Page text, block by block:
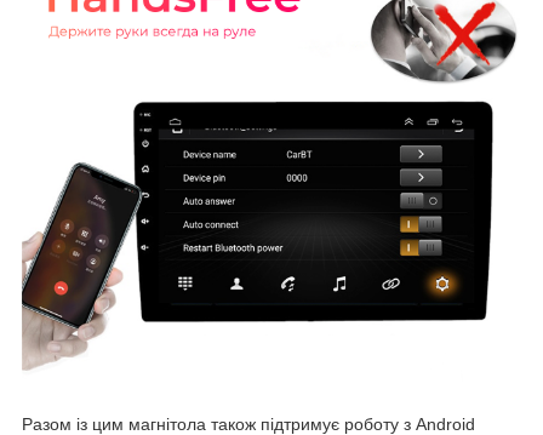
Разом із цим магнітола також підтримує роботу з Android